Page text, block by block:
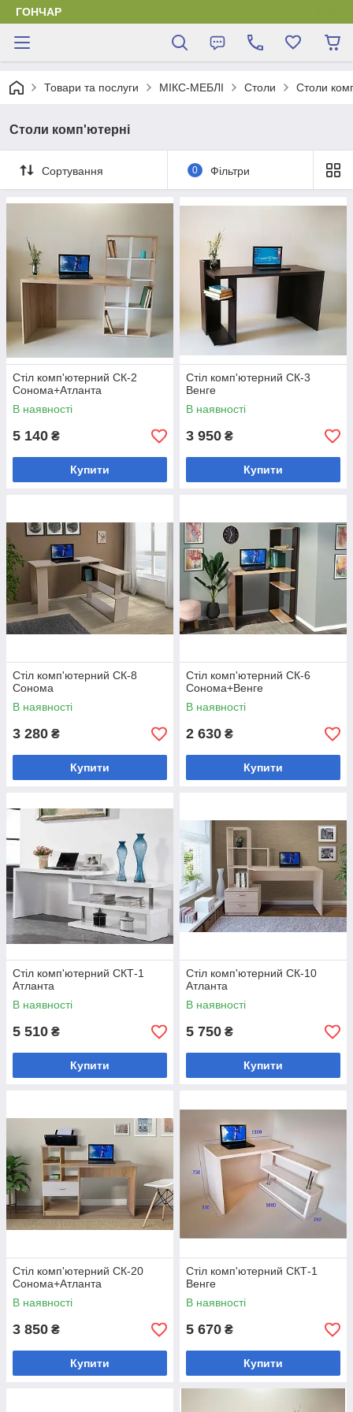
ГОНЧАР
Товари та послуги МІКС-МЕБЛІ Столи Столи
Столи комп'ютерні
Сортування 0 Фільтри
Стіл комп'ютерний СК-2
Сонома+Атланта
В наявності
5 140 ₴
Купити
Стіл комп'ютерний СК-3
Венге
В наявності
3 950 ₴
Купити
Стіл комп'ютерний СК-8
Сонома
В наявності
3 280 ₴
Купити
Стіл комп'ютерний СК-6
Сонома+Венге
В наявності
2 630 ₴
Купити
Стіл комп'ютерний СКТ-1
Атланта
В наявності
5 510 ₴
Купити
Стіл комп'ютерний СК-10
Атланта
В наявності
5 750 ₴
Купити
Стіл комп'ютерний СК-20
Сонома+Атланта
В наявності
3 850 ₴
Купити
Стіл комп'ютерний СКТ-1
Венге
В наявності
5 670 ₴
Купити